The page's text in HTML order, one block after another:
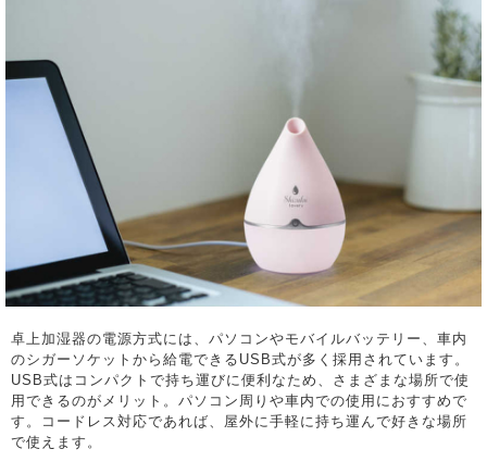
卓上加湿器の電源方式には、パソコンやモバイルバッテリー、車内
のシガーソケットから給電できるUSB式が多く採用されています。
USB式はコンパクトで持ち運びに便利なため、さまざまな場所で使
用できるのがメリット。パソコン周りや車内での使用におすすめで
す。コードレス対応であれば、屋外に手軽に持ち運んで好きな場所
で使えます。